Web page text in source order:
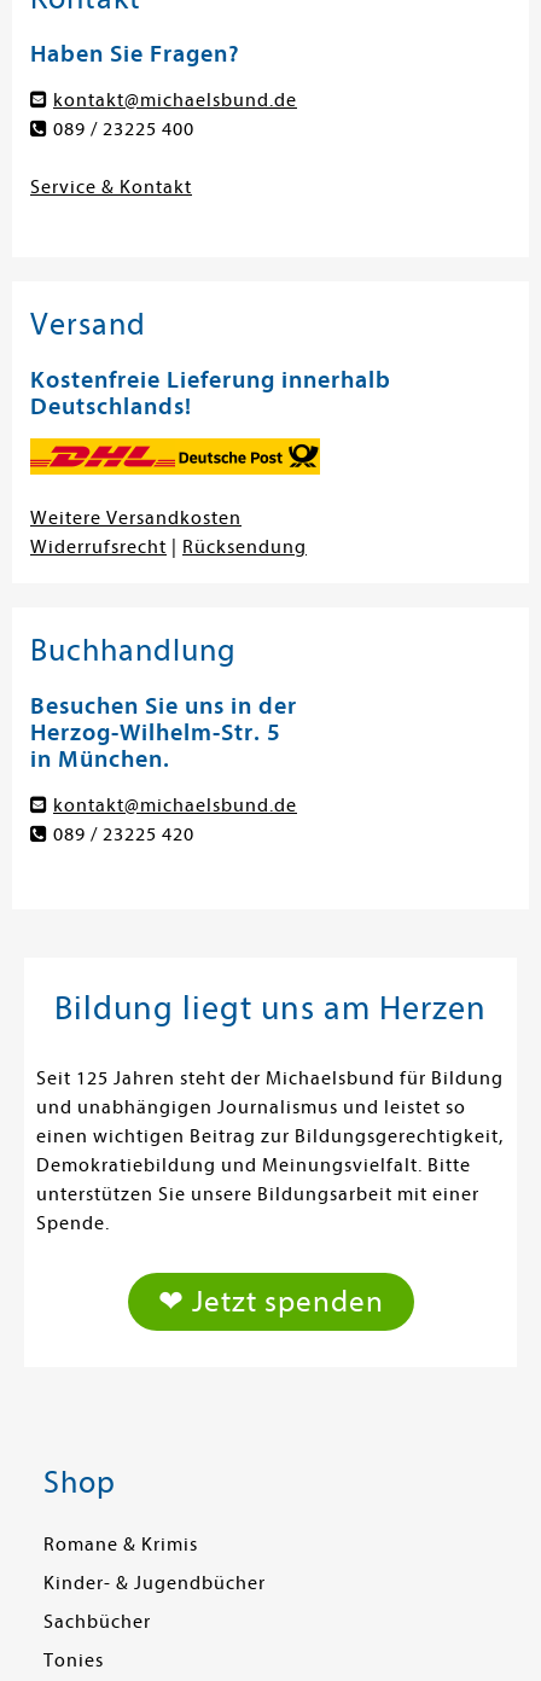
Haben Sie Fragen?
kontakt@michaelsbund.de
089 / 23225 400
Service & Kontakt
Versand
Kostenfreie Lieferung innerhalb
Deutschlands!
Weitere Versandkosten
Widerrufsrecht
Rücksendung
Buchhandlung
Besuchen Sie uns in der
Herzog-Wilhelm-Str. 5
in München.
kontakt@michaelsbund.de
089 / 23225 420
Bildung liegt uns am Herzen
Seit 125 Jahren steht der Michaelsbund für Bildung
und unabhängigen Journalismus und leistet so
einen wichtigen Beitrag zur Bildungsgerechtigkeit,
Demokratiebildung und Meinungsvielfalt. Bitte
unterstützen Sie unsere Bildungsarbeit mit einer
Spende.
❤ Jetzt spenden
Shop
Romane & Krimis
Kinder- & Jugendbücher
Sachbücher
Tonies